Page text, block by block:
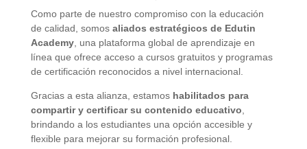
Como parte de nuestro compromiso con la educación
de calidad, somos aliados estratégicos de Edutin
Academy, una plataforma global de aprendizaje en
línea que ofrece acceso a cursos gratuitos y programas
de certificación reconocidos a nivel internacional.
Gracias a esta alianza, estamos habilitados para
compartir y certificar su contenido educativo
brindando a los estudiantes una opción accesible y
flexible para mejorar su formación profesional.